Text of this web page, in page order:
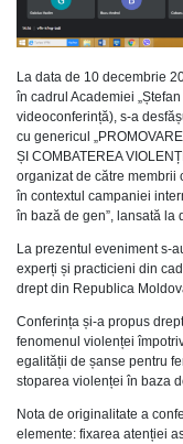
La data de 10 decembrie
în cadrul Academiei
videoconferință), s-a
cu genericul
ȘI COMBATEREA
organizat de către membrii
în contextul campaniei
în bază de gen”, lansată la
La prezentul eveniment s-
experți și practicieni din
drept din Republica
Conferința și-a propus
fenomenul violenței
egalității de șanse pentru
stoparea violenței în baza
Nota de originalitate a
elemente: fixarea atenției